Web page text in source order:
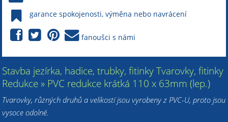
garance spokojenosti, výměna nebo navrácení
fanoušci s námi
Stavba jezírka, hadice, trubky, fitinky Tvarovky, fitinky
Redukce » PVC redukce krátká 110 x 63mm (lep.)
Tvarovky, různých druhů a velikostí jsou vyrobeny z PVC-U, proto jsou
vysoce odolné.